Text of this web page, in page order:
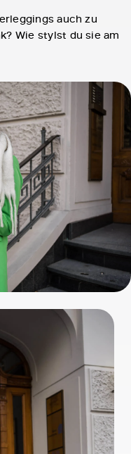
auch zu
Wie stylst du sie am